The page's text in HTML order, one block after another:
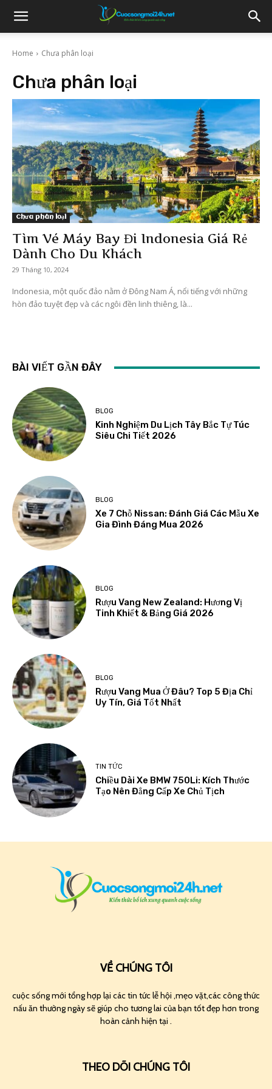
Home Chưa phân loại
Chưa phân loại
Chưa phân loại
Tìm Vé Máy Bay Đi Indonesia Giá Rẻ
Dành Cho Du Khách
29 Tháng 10, 2024
Indonesia, một quốc đảo nằm ở Đông Nam Á, nổi tiếng với những
hòn đảo tuyệt đẹp và các ngôi đền linh thiêng, là...
BÀI VIẾT GẦN ĐÂY
BLOG
Kinh Nghiệm Du Lịch Tây Bắc Tự Túc
Siêu Chi Tiết 2026
BLOG
Xe 7 Chỗ Nissan: Đánh Giá Các Mẫu Xe
Gia Đình Đáng Mua 2026
BLOG
Rượu Vang New Zealand: Hương Vị
Tinh Khiết & Bảng Giá 2026
BLOG
Rượu Vang Mua Ở Đâu? Top 5 Địa Chỉ
Uy Tín, Giá Tốt Nhất
TIN TỨC
Chiều Dài Xe BMW 750Li: Kích Thước
Tạo Nên Đẳng Cấp Xe Chủ Tịch
VỀ CHÚNG TÔI
cuộc sống mới tổng hợp lại các tin tức lễ hội ,mẹo vặt,các công thức
nấu ăn thường ngày sẽ giúp cho tương lai của bạn tốt đẹp hơn trong
hoàn cảnh hiện tại .
THEO DÕI CHÚNG TÔI